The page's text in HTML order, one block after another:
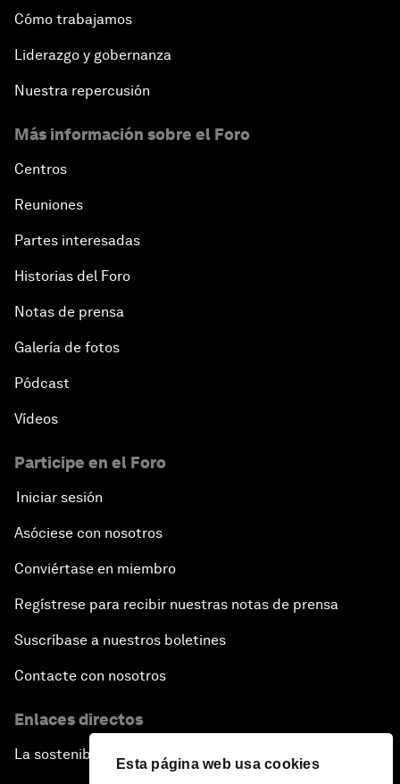
Esta página web usa cookies
Cómo trabajamos
Liderazgo y gobernanza
Nuestra repercusión
Más información sobre el Foro
Centros
Reuniones
Partes interesadas
Historias del Foro
Notas de prensa
Galería de fotos
Pódcast
Vídeos
Participe en el Foro
Iniciar sesión
Asóciese con nosotros
Conviértase en miembro
Regístrese para recibir nuestras notas de prensa
Suscríbase a nuestros boletines
Contacte con nosotros
Enlaces directos
La sostenibilidad en el Foro